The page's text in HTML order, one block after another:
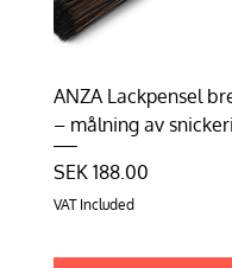
ANZA Lackpensel
– målning av
Price
SEK 188.00
VAT Included